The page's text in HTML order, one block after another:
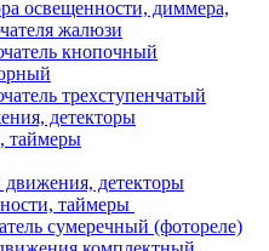
освещенности, диммера,
жалюзи
кнопочный
трехступенчатый
детекторы
таймеры
движения, детекторы
таймеры
сумеречный (фотореле)